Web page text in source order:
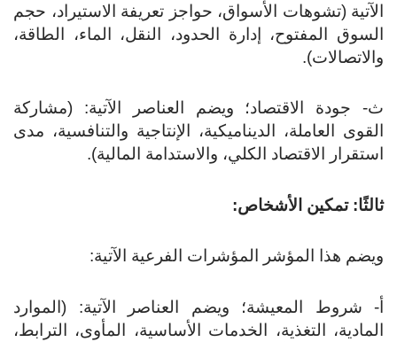
(تشوهات الأسواق، حواجز تعريفة الاستيراد، حجم
المفتوح، إدارة الحدود، النقل، الماء، الطاقة،
جودة الاقتصاد؛ ويضم العناصر الآتية: (مشاركة
العاملة، الديناميكية، الإنتاجية والتنافسية، مدى
الاقتصاد الكلي، والاستدامة المالية).
تمكين الأشخاص:
هذا المؤشر المؤشرات الفرعية الآتية:
شروط المعيشة؛ ويضم العناصر الآتية: (الموارد
التغذية، الخدمات الأساسية، المأوى، الترابط،